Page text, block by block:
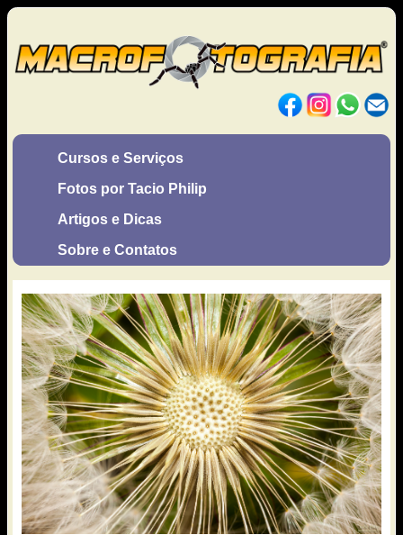
Cursos e Serviços
Fotos por Tacio Philip
Artigos e Dicas
Sobre e Contatos